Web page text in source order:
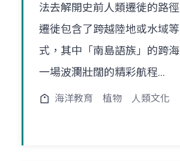
法去解開史前人類遷徙的路
遷徙包含了跨越陸地或水域
式，其中「南島語族」的跨
一場波瀾壯闊的精彩航程...
海洋教育 植物 人類文化